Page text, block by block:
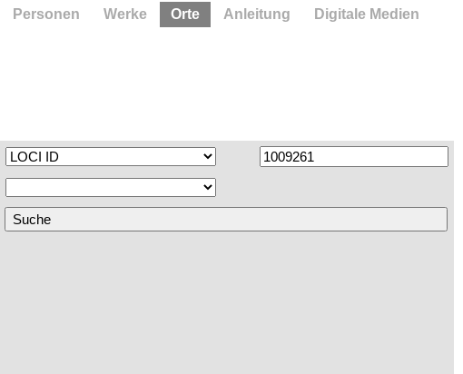
Personen Werke Orte Anleitung Digitale Medien